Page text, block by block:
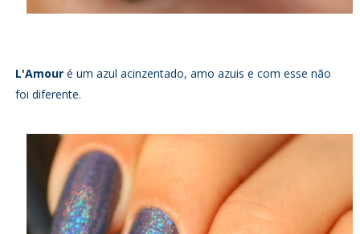
L'Amouré um azul acinzentado, amo azuis e com esse não
foi diferente.